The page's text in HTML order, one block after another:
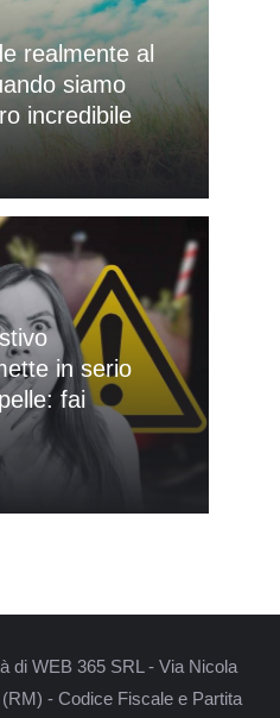
realmente al
siamo
incredibile
in serio
fai
di WEB 365 SRL - Via Nicola
- Codice Fiscale e Partita